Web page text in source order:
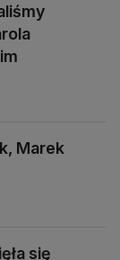
Marek
się